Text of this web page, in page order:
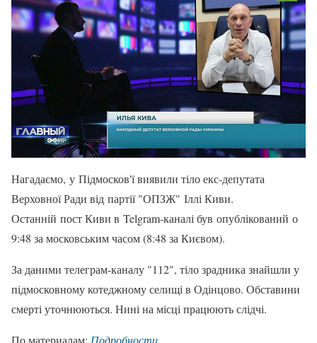
Нагадаємо, у Підмосков'ї виявили тіло екс-депутата
Верховної Ради від партії "ОПЗЖ" Іллі Киви.
Останній пост Киви в Telgram-каналі був опублікований о
9:48 за московським часом (8:48 за Києвом).
За даними телеграм-каналу "112", тіло зрадника знайшли у
підмосковному котеджному селищі в Одінцово. Обставини
смерті уточнюються. Нині на місці працюють слідчі.